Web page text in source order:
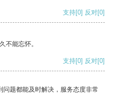
支持[0] 反对[0]
不能忘怀。
支持[0] 反对[0]
题都能及时解决，服务态度非常